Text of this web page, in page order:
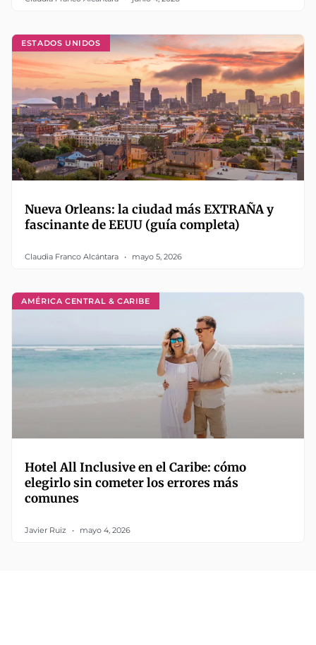
ESTADOS UNIDOS
Nueva Orleans: la ciudad más EXTRAÑA y
fascinante de EEUU (guía completa)
Claudia Franco Alcántara mayo 5, 2026
AMÉRICA CENTRAL & CARIBE
Hotel All Inclusive en el Caribe: cómo
elegirlo sin cometer los errores más
comunes
Javier Ruiz mayo 4, 2026